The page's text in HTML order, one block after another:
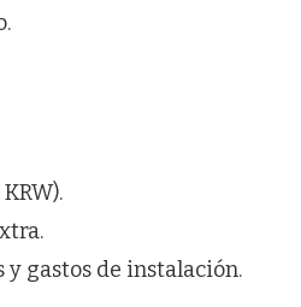
gastos de instalación.